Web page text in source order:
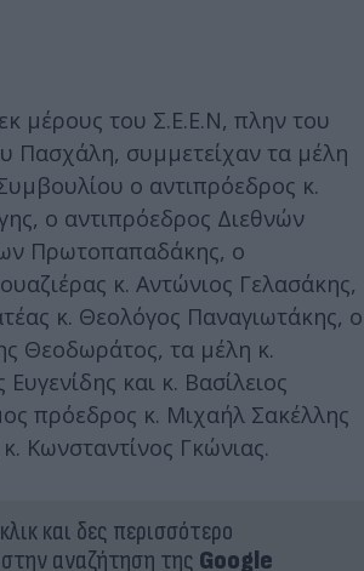
μέρους του Σ.Ε.Ε.Ν, πλην του
Πασχάλη, συμμετείχαν τα μέλη
ο αντιπρόεδρος κ.
ο αντιπρόεδρος Διεθνών
Πρωτοπαπαδάκης, ο
κ. Αντώνιος Γελασάκης,
κ. Θεολόγος Παναγιωτάκης, ο
Θεοδωράτος, τα μέλη κ.
και κ. Βασίλειος
πρόεδρος κ. Μιχαήλ Σακέλλης
Κωνσταντίνος Γκώνιας.
και δες περισσότερο
στην αναζήτηση της Google